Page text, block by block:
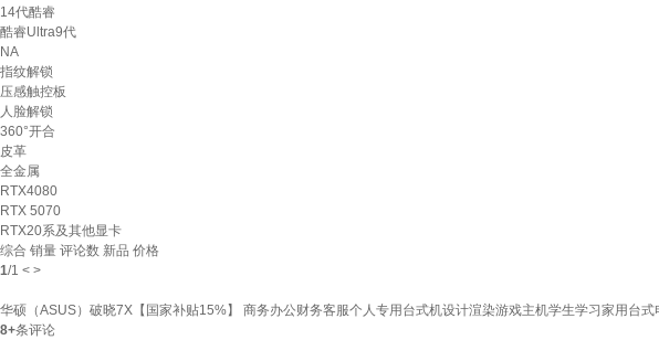
14代酷睿
酷睿Ultra9代
NA
指纹解锁
压感触控板
人脸解锁
360°开合
皮革
全金属
RTX4080
RTX 5070
RTX20系及其他显卡
综合 销量 评论数 新品 价格
1/1 < >
华硕（ASUS）破晓7X【国家补贴15%】 商务办公财务客服个人专用台式机设计渲染游戏主机学生学习家用台
8+条评论